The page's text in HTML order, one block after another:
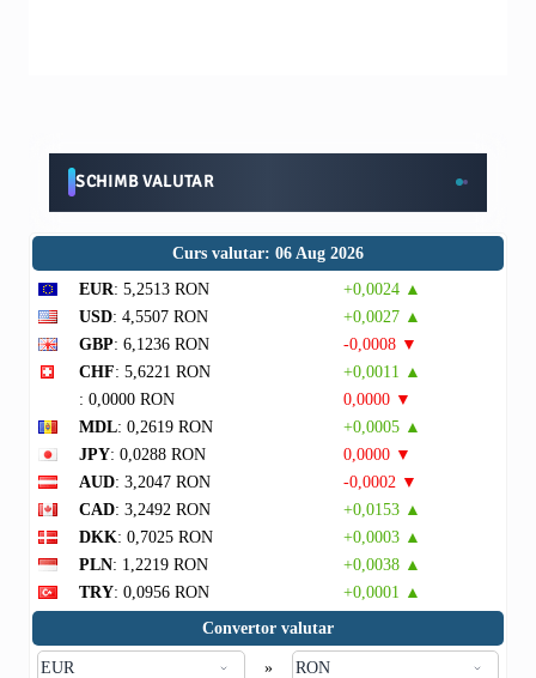
SCHIMB VALUTAR
Curs valutar: 06 Aug 2026
EUR: 5,2513 RON
+0,0024 ▲
USD: 4,5507 RON
+0,0027 ▲
GBP: 6,1236 RON
-0,0008 ▼
CHF: 5,6221 RON
+0,0011 ▲
: 0,0000 RON
0,0000 ▼
MDL: 0,2619 RON
+0,0005 ▲
JPY: 0,0288 RON
0,0000 ▼
AUD: 3,2047 RON
-0,0002 ▼
CAD: 3,2492 RON
+0,0153 ▲
DKK: 0,7025 RON
+0,0003 ▲
PLN: 1,2219 RON
+0,0038 ▲
TRY: 0,0956 RON
+0,0001 ▲
Convertor valutar
»